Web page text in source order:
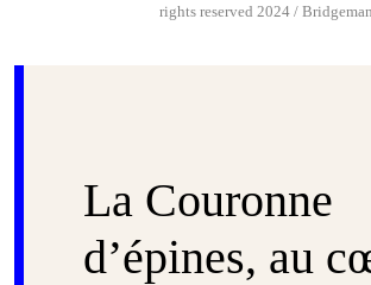
rights reserved 2024 / Bridgeman
La Couronne
d’épines, au